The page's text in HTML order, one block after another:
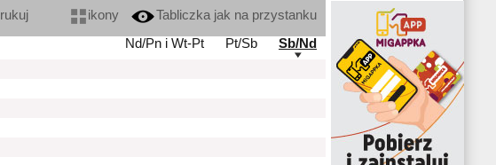
ikony
Tabliczka jak na przystanku
Nd/Pn i Wt-Pt
Pt/Sb
Sb/Nd